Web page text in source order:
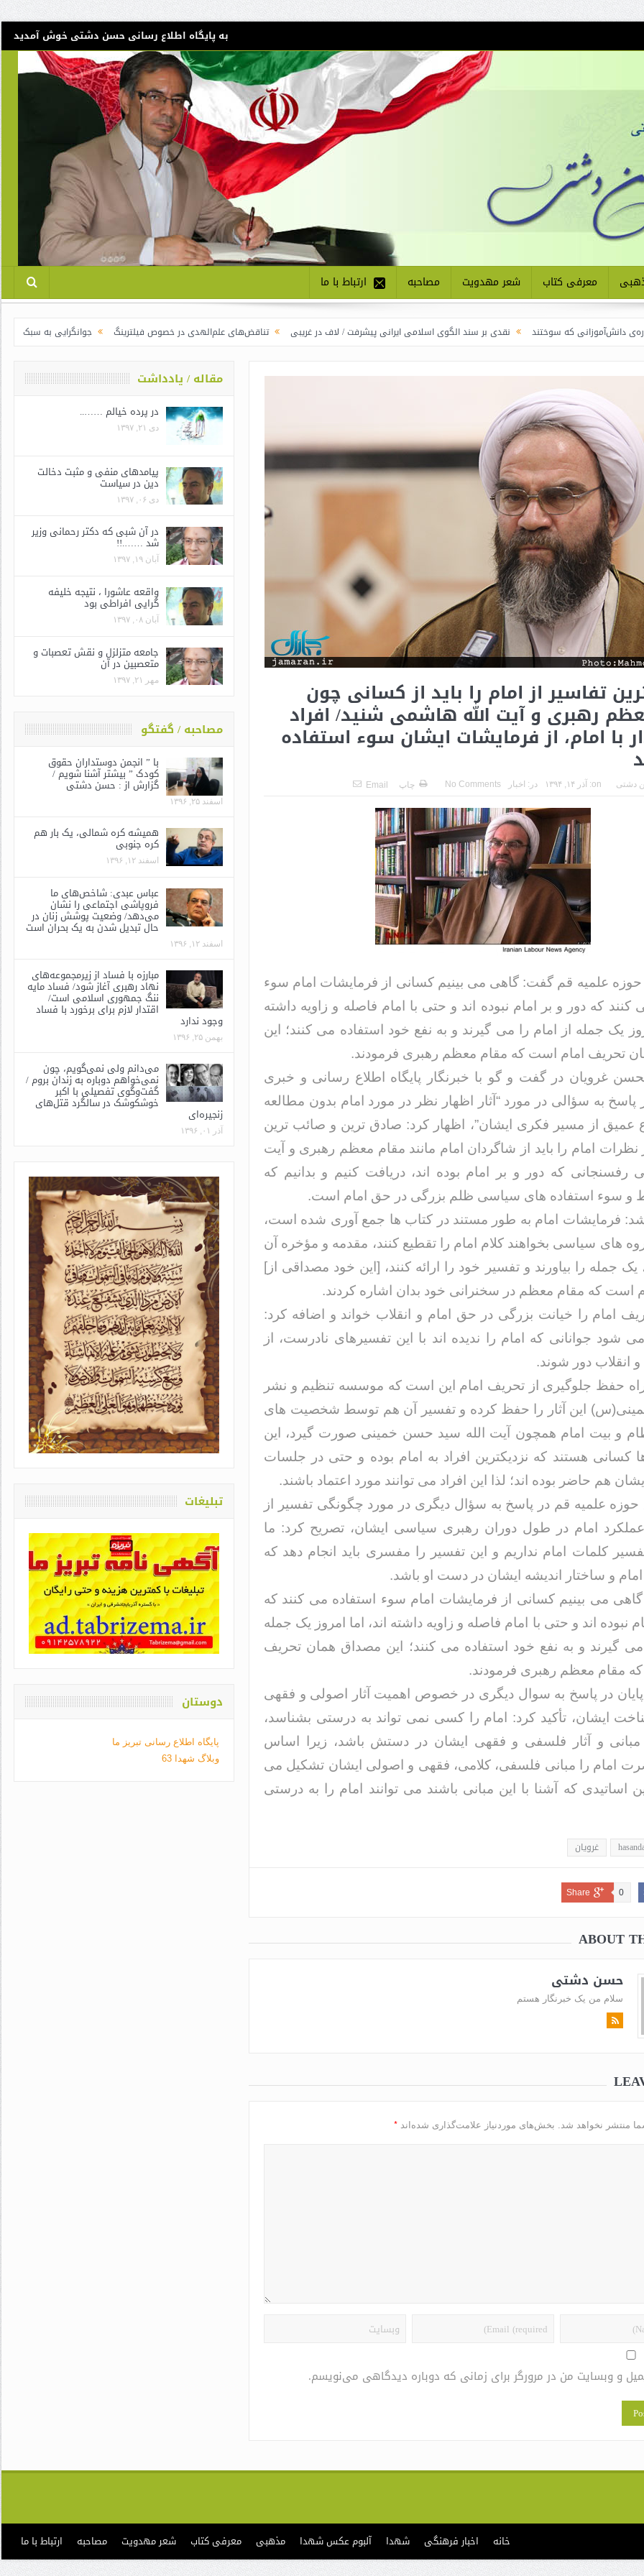
به پایگاه اطلاع رسانی حسن دشتی خوش آمدید
معرفی کتاب شعر مهدویت مصاحبه ارتباط با ما
که سوختند نقدی بر سند الگوی اسلامی ایرانی پیشرفت / لاف در غریبی تناقض‌های علم‌الهدی در خصوص فیلترینگ جوانگرایی به سبک وزرای جدید | رییس
تفاسیر از امام را باید از کسانی چون
رهبری و آیت الله هاشمی شنید/ افراد
با امام، از فرمایشات ایشان سوء استفاده
دشتی on: آذر ۱۴, ۱۳۹۴ در: اخبار No Comments چاپ Email
علمیه قم گفت: گاهی می بینیم کسانی از فرمایشات امام سوء
کنند که دور و بر امام نبوده اند و حتی با امام فاصله و زاویه داشته
یک جمله از امام را می گیرند و به نفع خود استفاده می کنند؛ این
تحریف امام است که مقام معظم رهبری فرمودند.
غرویان در گفت و گو با خبرنگار پایگاه اطلاع رسانی و خبری
پاسخ به سؤالی در مورد “آثار اظهار نظر در مورد امام بدون مطالعه
عمیق از مسیر فکری ایشان”، اظهار کرد: صادق ترین و صائب ترین
نظرات امام را باید از شاگردان امام مانند مقام معظم رهبری و آیت
رفسنجانی که دور و بر امام بوده اند، دریافت کنیم و بدانیم که
و سوء استفاده های سیاسی ظلم بزرگی در حق امام است.
شد: فرمایشات امام به طور مستند در کتاب ها جمع آوری شده است،
گروه های سیاسی بخواهند کلام امام را تقطیع کنند، مقدمه و مؤخره آن
یک جمله را بیاورند و تفسیر خود را ارائه کنند، [این خود مصداقی از]
است که مقام معظم در سخنرانی خود بدان اشاره کردند.
امام را خیانت بزرگی در حق امام و انقلاب خواند و اضافه کرد:
شود جوانانی که امام را ندیده اند با این تفسیرهای نادرست، از
انقلاب دور شوند.
حفظ جلوگیری از تحریف امام این است که موسسه تنظیم و نشر
خمینی(س) این آثار را حفظ کرده و تفسیر آن هم توسط شخصیت های
و بیت امام همچون آیت الله سید حسن خمینی صورت گیرد، این
هستند که نزدیکترین افراد به امام بوده و حتی در جلسات
هم حاضر بوده اند؛ لذا این افراد می توانند مورد اعتماد باشند.
علمیه قم در پاسخ به سؤال دیگری در مورد چگونگی تفسیر از
عملکرد امام در طول دوران رهبری سیاسی ایشان، تصریح کرد: ما
کلمات امام نداریم و این تفسیر را مفسری باید انجام دهد که
و ساختار اندیشه ایشان در دست او باشد.
می بینیم کسانی از فرمایشات امام سوء استفاده می کنند که
نبوده اند و حتی با امام فاصله و زاویه داشته اند، اما امروز یک جمله
می گیرند و به نفع خود استفاده می کنند؛ این مصداق همان تحریف
مقام معظم رهبری فرمودند.
پایان در پاسخ به سوال دیگری در خصوص اهمیت آثار اصولی و فقهی
ایشان، تأکید کرد: امام را کسی نمی تواند به درستی بشناسد،
مبانی و آثار فلسفی و فقهی ایشان در دستش باشد، زیرا اساس
امام را مبانی فلسفی، کلامی، فقهی و اصولی ایشان تشکیل می
اساتیدی که آشنا با این مبانی باشند می توانند امام را به درستی
غرویان
Share 0
ABOUT
حسن دشتی
سلام من یک خبرنگار هستم
منتشر نخواهد شد. بخش‌های موردنیاز علامت‌گذاری شده‌اند *
و وبسایت من در مرورگر برای زمانی که دوباره دیدگاهی می‌نویسم.
مقاله / یادداشت
در پرده خیالم ……..
دی ۲۱, ۱۳۹۷
پیامدهای منفی و مثبت دخالت
دین در سیاست
دی ۰۶, ۱۳۹۷
در آن شبی که دکتر رحمانی وزیر
شد …….!!
آبان ۱۹, ۱۳۹۷
واقعه عاشورا ، نتیجه خلیفه
گرایی افراطی بود
آبان ۰۸, ۱۳۹۷
جامعه متزلزل و نقش تعصبات و
متعصبین در آن
مهر ۲۱, ۱۳۹۷
مصاحبه / گفتگو
با ” انجمن دوستداران حقوق
کودک ” بیشتر آشنا شویم /
گزارش از : حسن دشتی
اسفند ۲۵, ۱۳۹۶
همیشه کره شمالی، یک بار هم
کره جنوبی
اسفند ۱۲, ۱۳۹۶
عباس عبدی: شاخص‌های ما
فروپاشی اجتماعی را نشان
می‌دهد/ وضعیت پوشش زنان در
حال تبدیل شدن به یک بحران است
اسفند ۱۲, ۱۳۹۶
مبارزه با فساد از زیرمجموعه‌های
نهاد رهبری آغاز شود/ فساد مایه
ننگ جمهوری اسلامی است/
اقتدار لازم برای برخورد با فساد
وجود ندارد
بهمن ۲۵, ۱۳۹۶
می‌دانم ولی نمی‌گویم، چون
نمی‌خواهم دوباره به زندان بروم /
گفت‌وگوی تفصیلی با اکبر
خوشکوشک در سالگرد قتل‌های
زنجیره‌ای
آذر ۰۱, ۱۳۹۶
تبلیغات
دوستان
پایگاه اطلاع رسانی تبریز ما
وبلاگ شهدا 63
به یاد او که دغدغه سلامت قلم
داشت / طاهره سادات حمیدی
خداحافظ رزمنده / دلنوشته ای از
حسن دشتی
و صمیمیت به
دفاع مقدس /
حسن دشتی
خانه اخبار فرهنگی شهدا آلبوم عکس شهدا مذهبی معرفی کتاب شعر مهدویت مصاحبه ارتباط با ما